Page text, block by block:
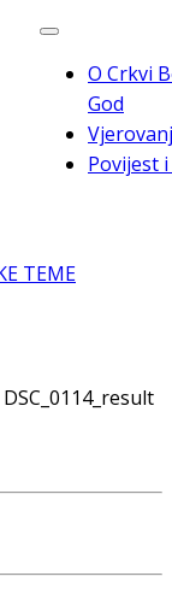
O Crkvi
God
Povijest
TEME
DSC_0114_result